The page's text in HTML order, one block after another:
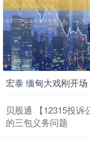
宏泰 缅甸大戏刚开
贝股通 【12315投诉
的三包义务问题